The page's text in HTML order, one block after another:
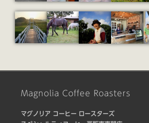
Magnolia Coffee Roasters
マグノリア コーヒー ロースターズ